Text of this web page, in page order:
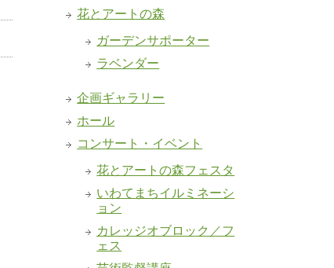
花とアートの森
ガーデンサポーター
ラベンダー
企画ギャラリー
ホール
コンサート・イベント
花とアートの森フェスタ
いわてまちイルミネーシ
ョン
カレッジオブロック／フ
ェス